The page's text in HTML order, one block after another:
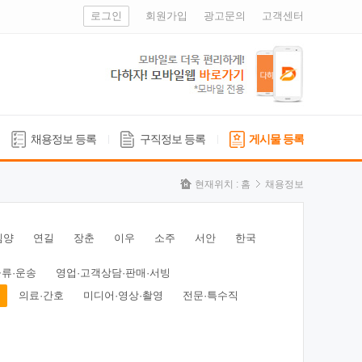
로그인 회원가입 광고문의 고객센터
채용정보 등록 구직정보 등록 게시물 등록
현재위치 : 홈 채용정보
양 연길 장춘 이우 소주 서안 한국
·운송
영업·고객상담·판매·서빙
의료·간호
미디어·영상·촬영 전문·특수직